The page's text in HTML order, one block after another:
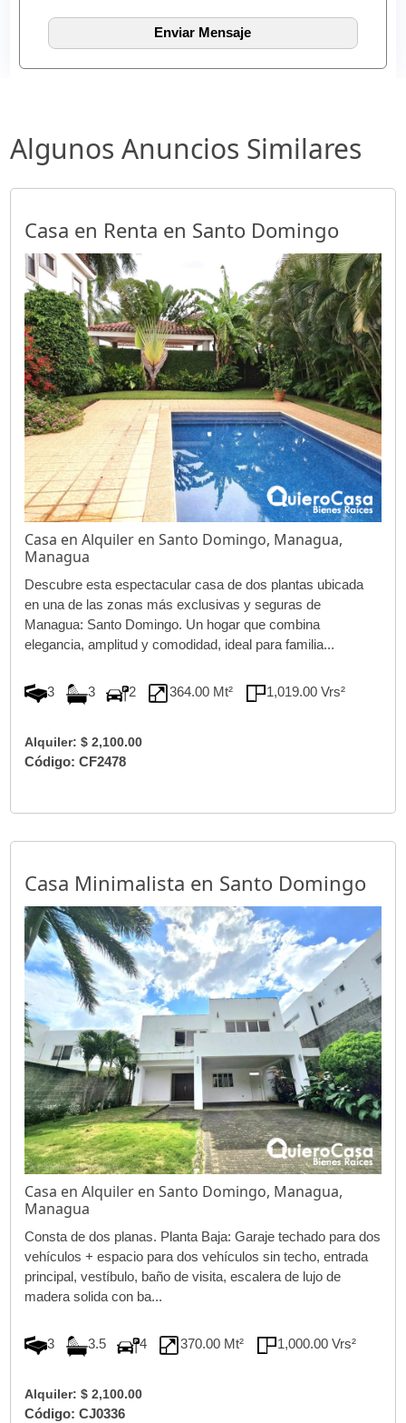
Algunos Anuncios Similares
Casa en Renta en Santo Domingo
Casa en Alquiler en Santo Domingo, Managua,
Managua
Descubre esta espectacular casa de dos plantas ubicada
en una de las zonas más exclusivas y seguras de
Managua: Santo Domingo. Un hogar que combina
elegancia, amplitud y comodidad, ideal para familia...
3 3 2 364.00 Mt² 1,019.00 Vrs²
Alquiler: $ 2,100.00
Código: CF2478
Casa Minimalista en Santo Domingo
Casa en Alquiler en Santo Domingo, Managua,
Managua
Consta de dos planas. Planta Baja: Garaje techado para dos
vehículos + espacio para dos vehículos sin techo, entrada
principal, vestíbulo, baño de visita, escalera de lujo de
madera solida con ba...
3 3.5 4 370.00 Mt² 1,000.00 Vrs²
Alquiler: $ 2,100.00
Código: CJ0336